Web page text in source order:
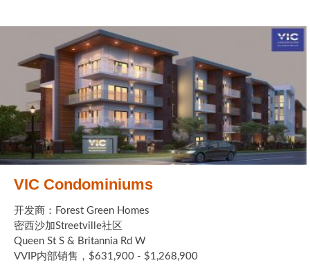
VIC Condominiums
开发商：Forest Green Homes
密西沙加Streetville社区
Queen St S & Britannia Rd W
VVIP内部销售，$631,900 - $1,268,900